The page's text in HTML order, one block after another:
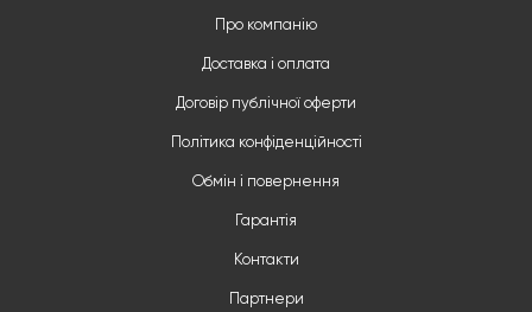
Про компанію
Доставка і оплата
Договір публічної оферти
Політика конфіденційності
Обмін і повернення
Гарантія
Контакти
Партнери